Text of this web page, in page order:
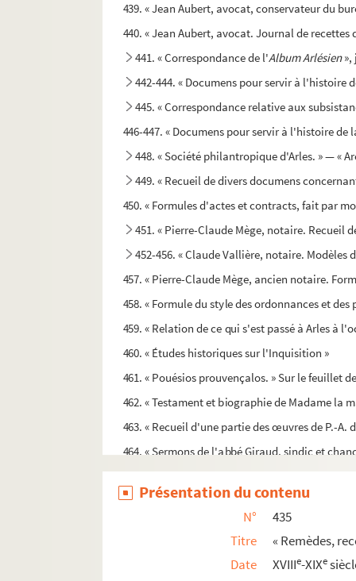
439. « Jean Aubert, avocat, conservateur du
440. « Jean Aubert, avocat. Journal de
441. « Correspondance de l'Album Arlésien»,
442-444. « Documens pour servir à l'histoire
445. « Correspondance relative aux
446-447. « Documens pour servir à l'histoire de
448. « Société philantropique d'Arles. » — «
449. « Recueil de divers documens
450. « Formules d'actes et contracts, fait par
451. « Pierre-Claude Mège, notaire. Recueil
452-456. « Claude Vallière, notaire. Modèles
457. « Pierre-Claude Mège, ancien notaire.
458. « Formule du style des ordonnances et
459. « Relation de ce qui s'est passé à Arles à
460. « Études historiques sur l'Inquisition »
461. « Pouésios prouvençalos. » Sur le feuillet
462. « Testament et biographie de Madame la
463. « Recueil d'une partie des œuvres de P.-A.
464. « Sermons de l'abbé Giraud, sindic et
465. « Recueil de différents écrits de Michel de
466. « A Arles. — Compte bénefficiaire pour
467. « Livre de comptes de l'
Allège S
468. « Status de la sainte église d'Arles. » Et au
469. « Novum pontificium Arelatense, auctore
Présentation du contenu
N°
435
Titre
« Remèdes,
Date
XVIIIe-XIXe